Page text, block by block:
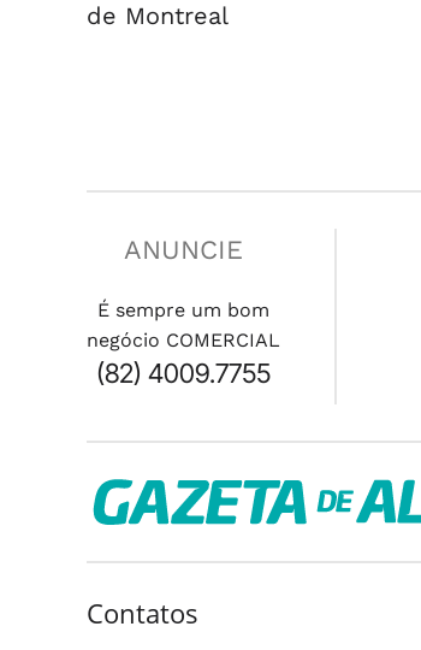
de Montreal
ANUNCIE
É sempre um bom
negócio COMERCIAL
(82) 4009.7755
Contatos